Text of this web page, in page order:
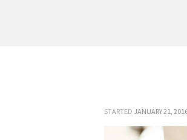
STARTED JANUARY 21,